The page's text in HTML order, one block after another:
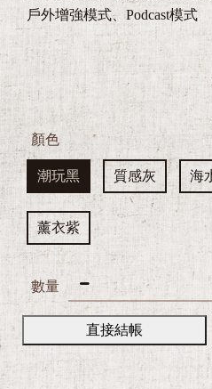
顏色
潮玩黑 質感灰 海
薰衣紫
數量
直接結帳